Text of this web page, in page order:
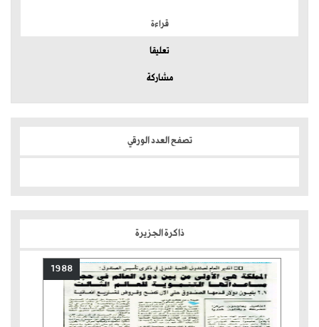
قراءة
تعليقا
مشاركة
تصفح العدد الورقي
ذاكرة الجزيرة
1988